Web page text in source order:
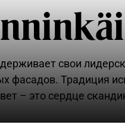
свои
фасадов. Традиция
– это сердце